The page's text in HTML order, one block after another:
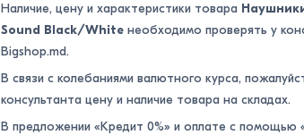
Наличие, цену и характеристики товара
Sound Black/White необходимо проверять у
Bigshop.md.
В связи с колебаниями валютного курса,
консультанта цену и наличие товара на складах.
В предложении «Кредит 0%» и оплате с помощью